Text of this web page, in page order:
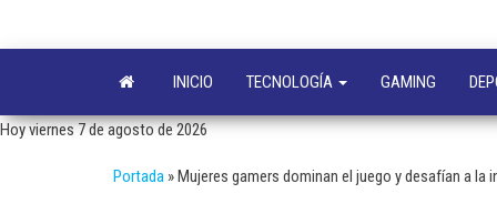
INICIO TECNOLOGÍA GAMING
Hoy viernes 7 de agosto de 2026
Portada »Mujeres gamers dominan el juego y desafían a la